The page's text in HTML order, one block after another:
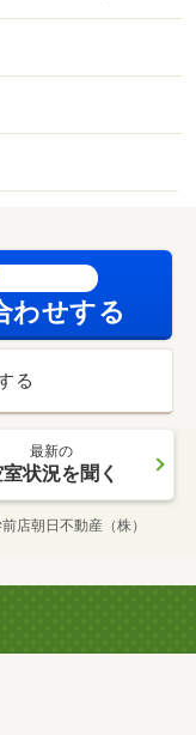
わせする
る
最新の
状況を聞く
店朝日不動産（株）